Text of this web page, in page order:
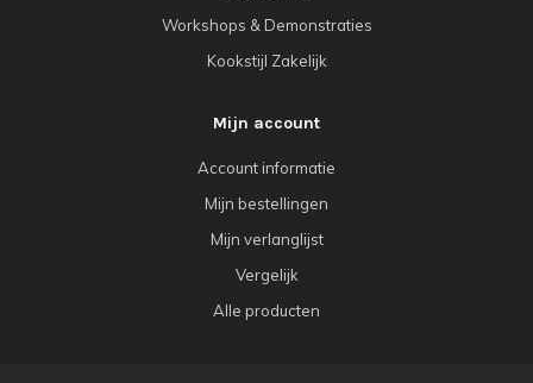
Workshops & Demonstraties
Kookstijl Zakelijk
Mijn account
Account informatie
Mijn bestellingen
Mijn verlanglijst
Vergelijk
Alle producten